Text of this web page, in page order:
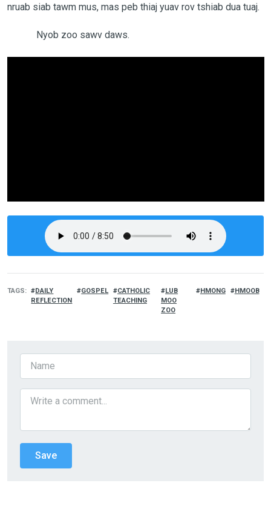
nruab siab tawm mus, mas peb thiaj yuav rov tshiab dua tuaj.
Nyob zoo sawv daws.
TAGS
DAILY
REFLECTION
GOSPEL
CATHOLIC
TEACHING
LUB
MOO
ZOO
HMONG HMOOB